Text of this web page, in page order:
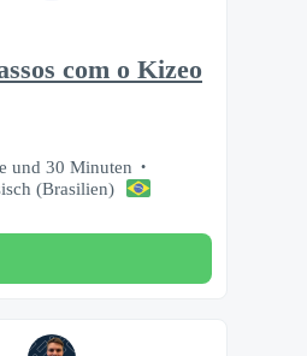
com o Kizeo
und 30 Minuten
(Brasilien)